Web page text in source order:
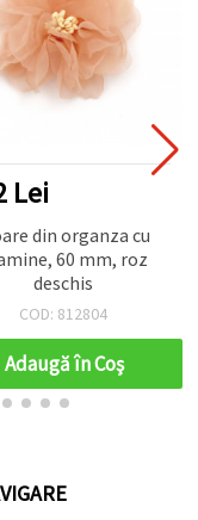
Lei
din organza cu
60 mm, roz
deschis
COD: 812804
Adaugă în Coş